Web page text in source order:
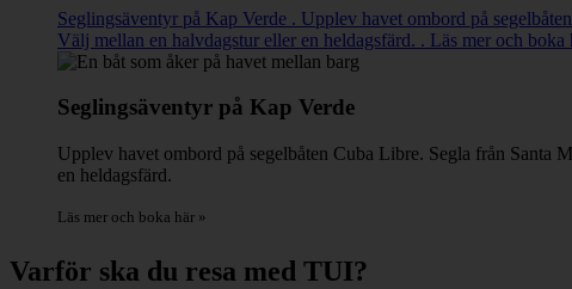
Seglingsäventyr på Kap Verde . Upplev havet ombord på
Välj mellan en halvdagstur eller en heldagsfärd. . Läs mer och boka
Seglingsäventyr på Kap Verde
Upplev havet ombord på segelbåten Cuba Libre. Segla från
en heldagsfärd.
Läs mer och boka här »
Varför ska du resa med TUI?